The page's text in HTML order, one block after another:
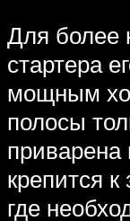
Для более
стартера
мощным
полосы
приварена
крепится
где